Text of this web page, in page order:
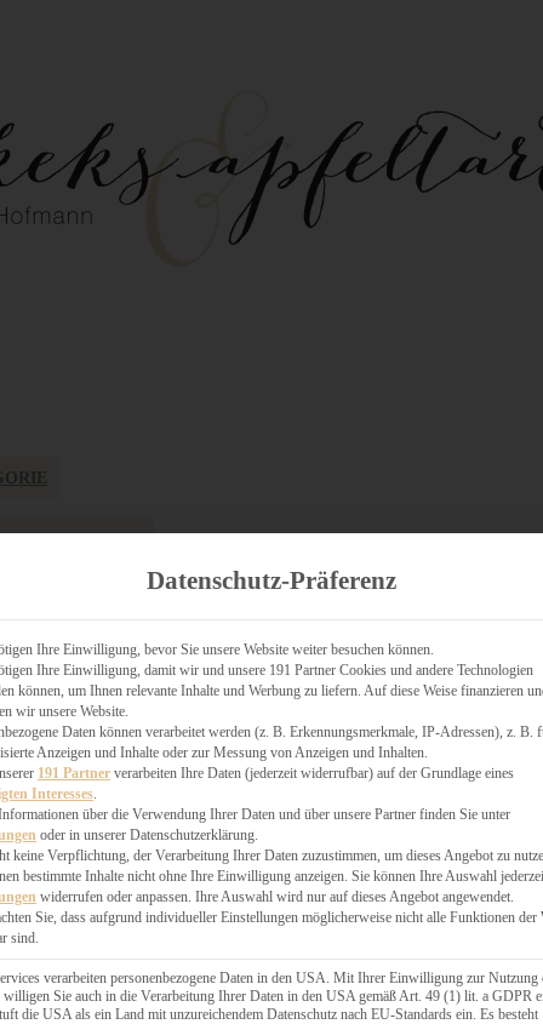
KÄSEKUCHEN
Datenschutz-Präferenz
Ihre Einwilligung, bevor Sie unsere Website weiter besuchen können.
Ihre Einwilligung, damit wir und unsere 191 Partner Cookies und andere Technologien
können, um Ihnen relevante Inhalte und Werbung zu liefern. Auf diese Weise finanzieren
wir unsere Website.
Daten können verarbeitet werden (z. B. Erkennungsmerkmale, IP-Adressen), z. B.
Anzeigen und Inhalte oder zur Messung von Anzeigen und Inhalten.
191 Partner verarbeiten Ihre Daten (jederzeit widerrufbar) auf der Grundlage eines
Interesses.
über die Verwendung Ihrer Daten und über unsere Partner finden Sie unter
oder in unserer Datenschutzerklärung.
keine Verpflichtung, der Verarbeitung Ihrer Daten zuzustimmen, um dieses Angebot zu
bestimmte Inhalte nicht ohne Ihre Einwilligung anzeigen. Sie können Ihre Auswahl
widerrufen oder anpassen. Ihre Auswahl wird nur auf dieses Angebot angewendet.
Sie, dass aufgrund individueller Einstellungen möglicherweise nicht alle Funktionen der
sind.
verarbeiten personenbezogene Daten in den USA. Mit Ihrer Einwilligung zur Nutzung
willigen Sie auch in die Verarbeitung Ihrer Daten in den USA gemäß Art. 49 (1) lit. a GDPR
die USA als ein Land mit unzureichendem Datenschutz nach EU-Standards ein. Es besteht